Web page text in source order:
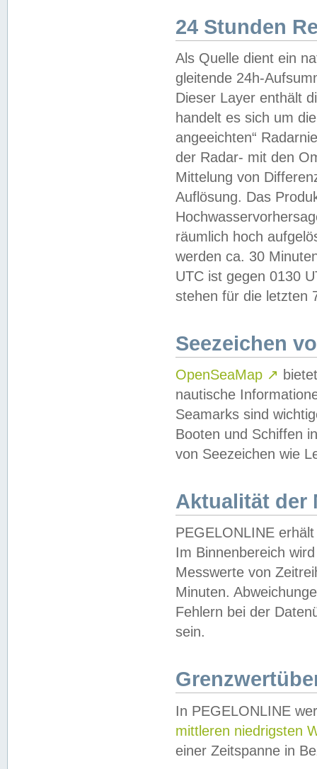
24 Stunden
Als Quelle dient ein
gleitende 24h-
Dieser Layer enthält
handelt es sich um
angeeichten“
der Radar- mit den
Mittelung von
Auflösung. Das
räumlich hoch
werden ca. 30
UTC ist gegen 0130
stehen für die letzten
Seezeichen
OpenSeaMap ↗
nautische
Seamarks sind
Booten und Schiffen
von Seezeichen wie
Aktualität der
PEGELONLINE
Im Binnenbereich
Messwerte von
Minuten.
Fehlern bei der
sein.
In PEGELONLINE
mittleren niedrigsten
einer Zeitspanne in